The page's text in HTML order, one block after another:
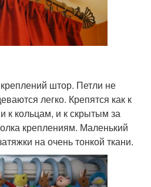
штор. Петли не
легко. Крепятся как к
к кольцам, и к скрытым за
креплениям. Маленький
на очень тонкой ткани.